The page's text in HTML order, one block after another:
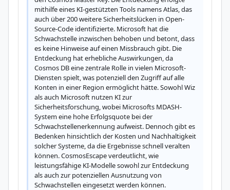
mithilfe eines KI-gestützten Tools namens Atlas, das
auch über 200 weitere Sicherheitslücken in Open-
Source-Code identifizierte. Microsoft hat die
Schwachstelle inzwischen behoben und betont, dass
es keine Hinweise auf einen Missbrauch gibt. Die
Entdeckung hat erhebliche Auswirkungen, da
Cosmos DB eine zentrale Rolle in vielen Microsoft-
Diensten spielt, was potenziell den Zugriff auf alle
Konten in einer Region ermöglicht hätte. Sowohl Wiz
als auch Microsoft nutzen KI zur
Sicherheitsforschung, wobei Microsofts MDASH-
System eine hohe Erfolgsquote bei der
Schwachstellenerkennung aufweist. Dennoch gibt es
Bedenken hinsichtlich der Kosten und Nachhaltigkeit
solcher Systeme, da die Ergebnisse schnell veralten
können. CosmosEscape verdeutlicht, wie
leistungsfähige KI-Modelle sowohl zur Entdeckung
als auch zur potenziellen Ausnutzung von
Schwachstellen eingesetzt werden können.